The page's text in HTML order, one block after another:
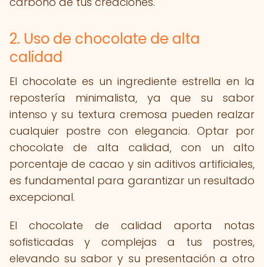
2. Uso de chocolate de alta
calidad
El chocolate es un ingrediente estrella en la
repostería minimalista, ya que su sabor
intenso y su textura cremosa pueden realzar
cualquier postre con elegancia. Optar por
chocolate de alta calidad, con un alto
porcentaje de cacao y sin aditivos artificiales,
es fundamental para garantizar un resultado
excepcional.
El chocolate de calidad aporta notas
sofisticadas y complejas a tus postres,
elevando su sabor y su presentación a otro